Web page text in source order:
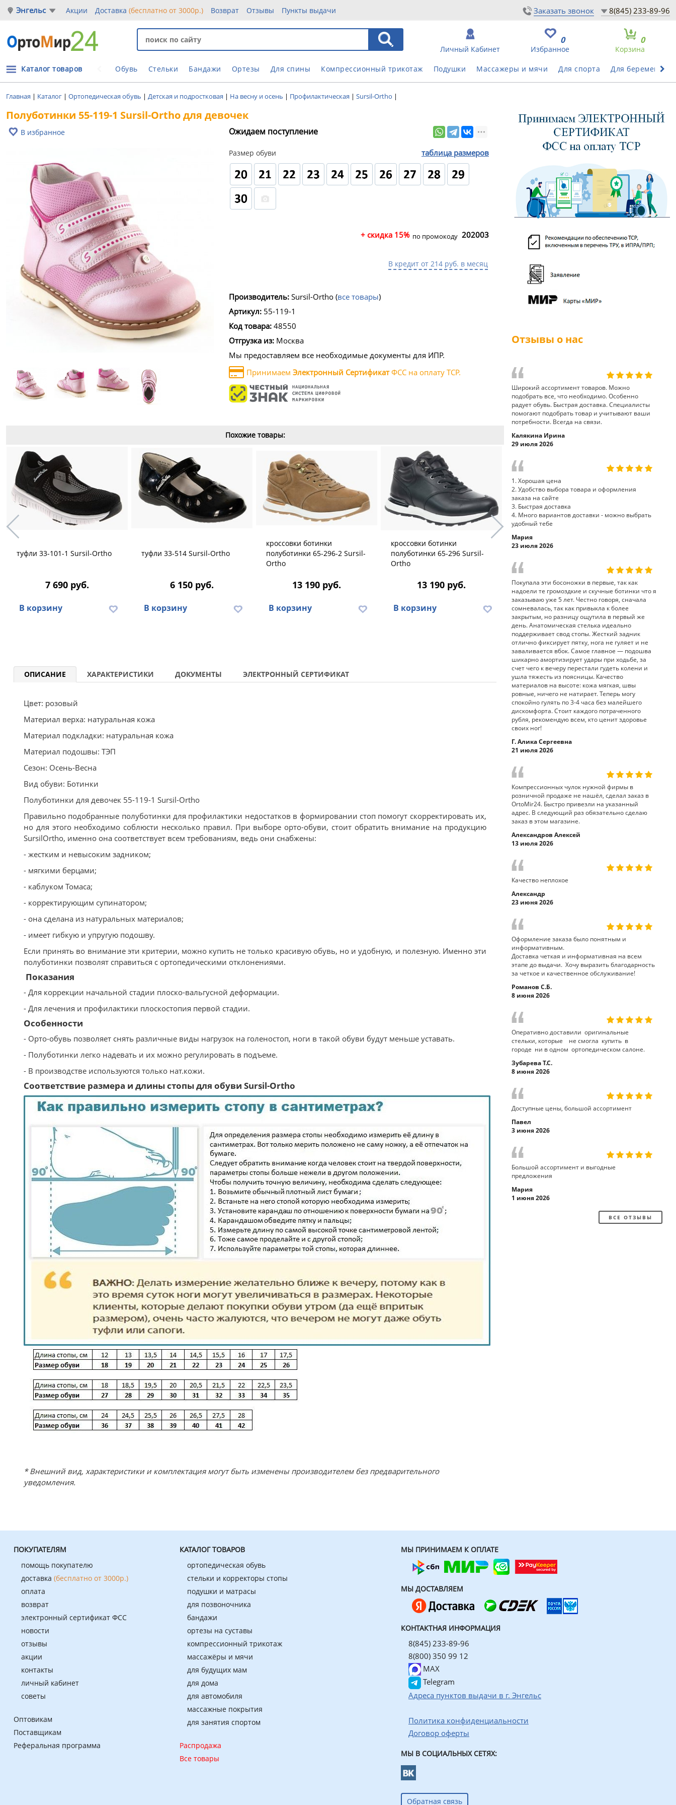
Энгельс Акции Доставка(бесплатно от 3000р.) Возврат Отзывы Пункты выдачи Заказать звонок 8(845) 233-89-96
Корзина
0
Избранное
0
Личный Кабинет
Обувь Стельки Бандажи Ортезы Для спины Компрессионный трикотаж Подушки Массажеры и мячи Для спорта Для беременных
Каталог товаров
Главная | Каталог | Ортопедическая обувь | Детская и подростковая | На весну и осень | Профилактическая | Sursil-Ortho |
Полуботинки 55-119-1 Sursil-Ortho для девочек
В избранное Ожидаем поступление
Размер обуви таблица размеров
+ скидка 15% по промокоду 202003
В кредит от 214 руб. в месяц
Производитель: Sursil-Ortho(все товары)
Артикул: 55-119-1
Код товара: 48550
Отгрузка из: Москва
Мы предоставляем все необходимые документы для ИПР.
Принимаем Электронный СертификатФСС на оплату ТСР.
Похожие товары:
туфли 33-101-1 Sursil-Ortho
7 690 руб.
В корзину
туфли 33-514 Sursil-Ortho
6 150 руб.
В корзину
кроссовки ботинки
полуботинки 65-296-2 Sursil-
Ortho
13 190 руб.
В корзину
кроссовки ботинки
полуботинки 65-296 Sursil-
Ortho
13 190 руб.
В корзину
кроссовки полуботинки 65-
7 910 руб.
В корзину
ОПИСАНИЕ ХАРАКТЕРИСТИКИ ДОКУМЕНТЫ ЭЛЕКТРОННЫЙ СЕРТИФИКАТ
Цвет: розовый
Материал верха: натуральная кожа
Материал подкладки: натуральная кожа
Материал подошвы: ТЭП
Сезон: Осень-Весна
Вид обуви: Ботинки
Полуботинки для девочек 55-119-1 Sursil-Ortho
Правильно подобранные полуботинки для профилактики недостатков в формировании стоп помогут скорректировать их,
но для этого необходимо соблюсти несколько правил. При выборе орто-обуви, стоит обратить внимание на продукцию
SursilOrtho, именно она соответствует всем требованиям, ведь они снабжены:
- жестким и невысоким задником;
- мягкими берцами;
- каблуком Томаса;
- корректирующим супинатором;
- она сделана из натуральных материалов;
- имеет гибкую и упругую подошву.
Если принять во внимание эти критерии, можно купить не только красивую обувь, но и удобную, и полезную. Именно эти
полуботинки позволят справиться с ортопедическими отклонениями.
Показания
- Для коррекции начальной стадии плоско-вальгусной деформации.
- Для лечения и профилактики плоскостопия первой стадии.
Особенности
- Орто-обувь позволяет снять различные виды нагрузок на голеностоп, ноги в такой обуви будут меньше уставать.
- Полуботинки легко надевать и их можно регулировать в подъеме.
- В производстве используются только нат.кожи.
Соответствие размера и длины стопы для обуви Sursil-Ortho
* Внешний вид, характеристики и комплектация могут быть изменены производителем без предварительного
уведомления.
Отзывы о нас
Широкий ассортимент товаров. Можно
подобрать все, что необходимо. Особенно
радует обувь. Быстрая доставка. Специалисты
помогают подобрать товар и учитывают ваши
потребности. Всегда на связи.
Калякина Ирина
29 июля 2026
1. Хорошая цена
2. Удобство выбора товара и оформления
заказа на сайте
3. Быстрая доставка
4. Много вариантов доставки - можно выбрать
удобный тебе
Мария
23 июля 2026
Покупала эти босоножки в первые, так как
надоели те громоздкие и скучные ботинки что я
заказываю уже 5 лет. Честно говоря, сначала
сомневалась, так как привыкла к более
закрытым, но разницу ощутила в первый же
день. Анатомическая стелька идеально
поддерживает свод стопы. Жесткий задник
отлично фиксирует пятку, нога не гуляет и не
заваливается вбок. Самое главное — подошва
шикарно амортизирует удары при ходьбе, за
счет чего к вечеру перестали гудеть колени и
ушла тяжесть из поясницы. Качество
материалов на высоте: кожа мягкая, швы
ровные, ничего не натирает. Теперь могу
спокойно гулять по 3-4 часа без малейшего
дискомфорта. Стоит каждого потраченного
рубля, рекомендую всем, кто ценит здоровье
своих ног!
Г. Алика Сергеевна
21 июля 2026
Компрессионных чулок нужной фирмы в
розничной продаже не нашёл, сделал заказ в
OrtoMir24. Быстро привезли на указанный
адрес. В следующий раз обязательно сделаю
заказ в этом магазине.
Александров Алексей
13 июля 2026
Качество неплохое
Александр
23 июня 2026
Оформление заказа было понятным и
информативным.
Доставка четкая и информативная на всем
этапе до выдачи. Хочу выразить благодарность
за четкое и качественное обслуживание!
Романов С.Б.
8 июня 2026
Оперативно доставили оригинальные
стельки, которые не смогла купить в
городе ни в одном ортопедическом салоне.
Зубарева Т.С.
8 июня 2026
Доступные цены, большой ассортимент
Павел
3 июня 2026
Большой ассортимент и выгодные
предложения
Мария
1 июня 2026
ВСЕ ОТЗЫВЫ
ПОКУПАТЕЛЯМ
помощь покупателю
доставка (бесплатно от 3000р.)
оплата
возврат
электронный сертификат ФСС
новости
отзывы
акции
контакты
личный кабинет
советы
Оптовикам
Поставщикам
Реферальная программа
КАТАЛОГ ТОВАРОВ
ортопедическая обувь
стельки и корректоры стопы
подушки и матрасы
для позвоночника
бандажи
ортезы на суставы
компрессионный трикотаж
массажёры и мячи
для будущих мам
для дома
для автомобиля
массажные покрытия
для занятия спортом
Распродажа
Все товары
МЫ ПРИНИМАЕМ К ОПЛАТЕ
МЫ ДОСТАВЛЯЕМ
КОНТАКТНАЯ ИНФОРМАЦИЯ
8(845) 233-89-96
8(800) 350 99 12
MAX
Telegram
Адреса пунктов выдачи в г. Энгельс
Политика конфиденциальности
Договор оферты
МЫ В СОЦИАЛЬНЫХ СЕТЯХ:
Обратная связь